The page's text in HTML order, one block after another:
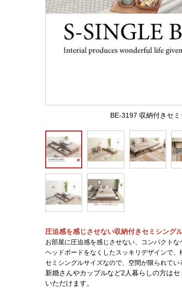
BE-3197 収納付きセ
圧迫感を感じさせない収納付きセミシング
お部屋に圧迫感を感じさせない、コンパクトな
ヘッドボードをなくしたスッキリデザインで、
セミシングルサイズなので、空間が限られてい
新婚さんやカップルなど2人暮らしの方は
いただけます。